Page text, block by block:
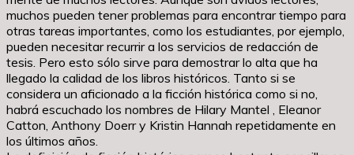
muchos pueden tener problemas para encontrar tiempo para
otras tareas importantes, como los estudiantes, por ejemplo,
pueden necesitar recurrir a los servicios de redacción de
tesis. Pero esto sólo sirve para demostrar lo alta que ha
llegado la calidad de los libros históricos. Tanto si se
considera un aficionado a la ficción histórica como si no,
habrá escuchado los nombres de Hilary Mantel , Eleanor
Catton, Anthony Doerr y Kristin Hannah repetidamente en
los últimos años.